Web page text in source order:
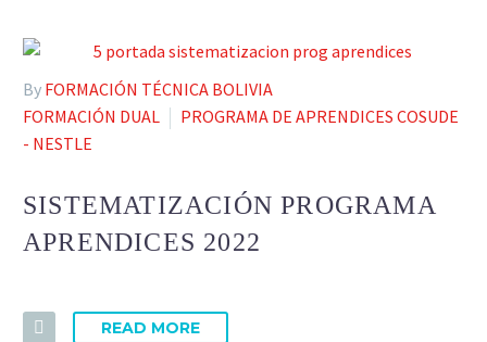
By FORMACIÓN TÉCNICA BOLIVIA
FORMACIÓN DUAL
PROGRAMA DE APRENDICES COSUDE
- NESTLE
SISTEMATIZACIÓN PROGRAMA
APRENDICES 2022
READ MORE